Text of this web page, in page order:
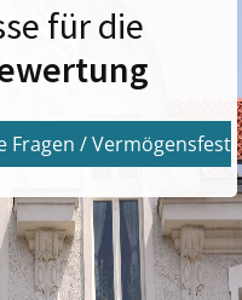
für die
Fragen /